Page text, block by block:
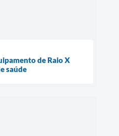
de Raio X
saúde